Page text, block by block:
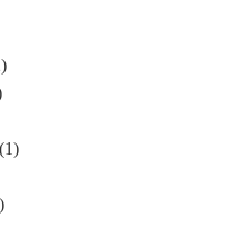
(1)